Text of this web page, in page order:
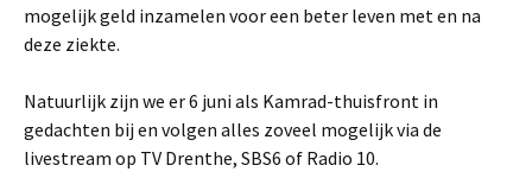
mogelijk geld inzamelen voor een beter leven met en na
deze ziekte.
Natuurlijk zijn we er 6 juni als Kamrad-thuisfront in
gedachten bij en volgen alles zoveel mogelijk via de
livestream op TV Drenthe, SBS6 of Radio 10.